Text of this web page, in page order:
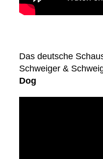
Das deutsche
Schweiger &
Dog